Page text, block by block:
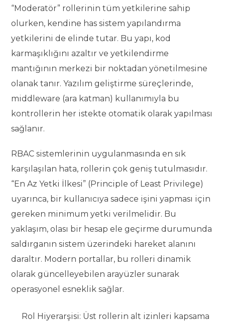
“Moderatör” rollerinin tüm yetkilerine sahip
olurken, kendine has sistem yapılandırma
yetkilerini de elinde tutar. Bu yapı, kod
karmaşıklığını azaltır ve yetkilendirme
mantığının merkezi bir noktadan yönetilmesine
olanak tanır. Yazılım geliştirme süreçlerinde,
middleware (ara katman) kullanımıyla bu
kontrollerin her istekte otomatik olarak yapılması
sağlanır.
RBAC sistemlerinin uygulanmasında en sık
karşılaşılan hata, rollerin çok geniş tutulmasıdır.
“En Az Yetki İlkesi” (Principle of Least Privilege)
uyarınca, bir kullanıcıya sadece işini yapması için
gereken minimum yetki verilmelidir. Bu
yaklaşım, olası bir hesap ele geçirme durumunda
saldırganın sistem üzerindeki hareket alanını
daraltır. Modern portallar, bu rolleri dinamik
olarak güncelleyebilen arayüzler sunarak
operasyonel esneklik sağlar.
Rol Hiyerarşisi: Üst rollerin alt izinleri kapsama